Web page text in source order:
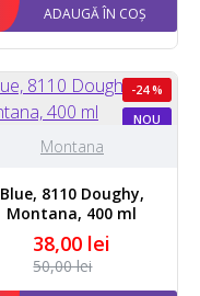
ADAUGĂ ÎN COȘ
NOU
-24 %
Montana
Blue, 8110 Doughy,
Montana, 400 ml
38,00 lei
50,00 lei